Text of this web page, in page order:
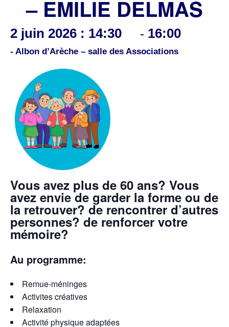
– EMILIE DELMAS
2 juin 2026 : 14:30 - 16:00
- Albon d’Arèche – salle des Associations
Vous avez plus de 60 ans? Vous
avez envie de garder la forme ou de
la retrouver? de rencontrer d’autres
personnes? de renforcer votre
mémoire?
Au programme:
Remue-méninges
Activites créatives
Relaxation
Activité physique adaptées